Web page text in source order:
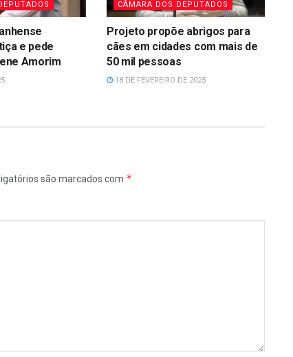
e pede
Amorim
CÂMARA DOS DEPUTADOS
Projeto propõe abrigos para
cães em cidades com mais de
50 mil pessoas
18 DE FEVEREIRO DE 2025
são marcados com *